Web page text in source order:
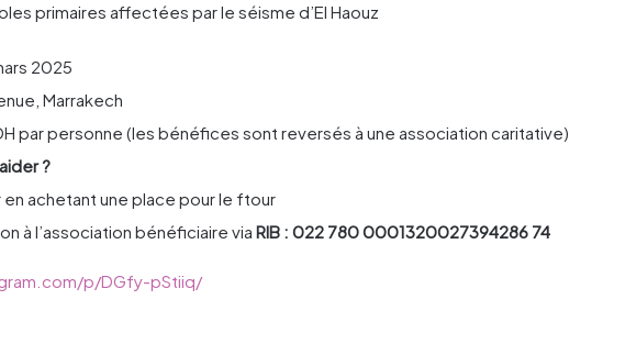
primaires affectées par le séisme d’El Haouz
2025
Marrakech
par personne (les bénéfices sont reversés à une association caritative)
?
en achetant une place pour le ftour
à l’association bénéficiaire via RIB : 022 780 0001320027394286 74
p/DGfy-pStiiq/